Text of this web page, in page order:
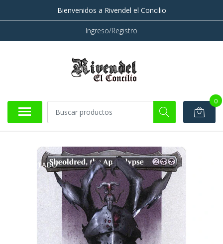
Bienvenidos a Rivendel el Concilio
Ingreso/Registro
0
AGOTADO